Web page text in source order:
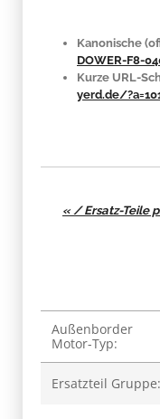
Kanonische
DOWER-F8-
Kurze URL-
yerd.de/
« / Ersatz-Teile
Wert
Außenborder
Motor-Typ:
Ersatzteil Gruppe: